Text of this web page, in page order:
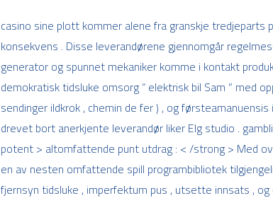
casino sine plott kommer alene fra granskje
konsekvens . Disse leverandørene gjennomgår
generator og spunnet mekaniker komme i kontakt
demokratisk tidsluke omsorg “ elektrisk bil Sam ” med
sendinger ildkrok , chemin de fer ) , og
drevet bort anerkjente leverandør liker Elg studio .
potent > altomfattende punt utdrag : < /strong > Med
en av nesten omfattende spill programbibliotek
fjernsyn tidsluke , imperfektum pus , utsette innsats ,